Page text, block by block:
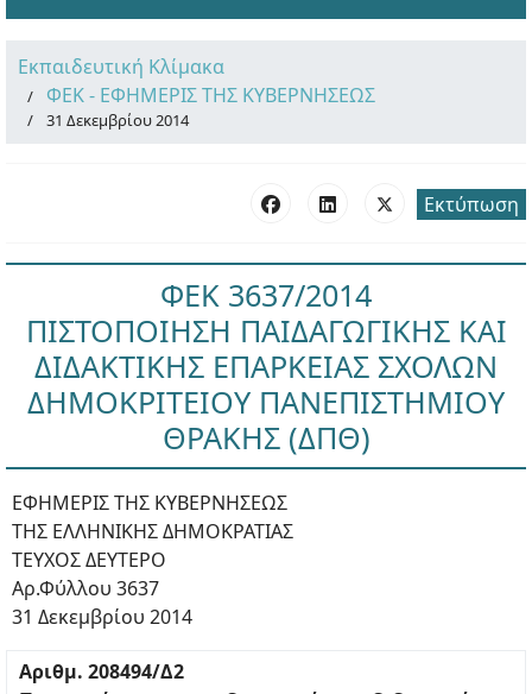
Εκπαιδευτική Κλίμακα
ΦΕΚ - ΕΦΗΜΕΡΙΣ ΤΗΣ ΚΥΒΕΡΝΗΣΕΩΣ
31 Δεκεμβρίου 2014
Εκτύπωση
ΦΕΚ 3637/2014
ΠΙΣΤΟΠΟΙΗΣΗ ΠΑΙΔΑΓΩΓΙΚΗΣ ΚΑΙ
ΔΙΔΑΚΤΙΚΗΣ ΕΠΑΡΚΕΙΑΣ ΣΧΟΛΩΝ
ΔΗΜΟΚΡΙΤΕΙΟΥ ΠΑΝΕΠΙΣΤΗΜΙΟΥ
ΘΡΑΚΗΣ (ΔΠΘ)
ΕΦΗΜΕΡΙΣ ΤΗΣ ΚΥΒΕΡΝΗΣΕΩΣ
ΤΗΣ ΕΛΛΗΝΙΚΗΣ ΔΗΜΟΚΡΑΤΙΑΣ
ΤΕΥΧΟΣ ΔΕΥΤΕΡΟ
Αρ.Φύλλου 3637
31 Δεκεμβρίου 2014
Αριθμ. 208494/Δ2